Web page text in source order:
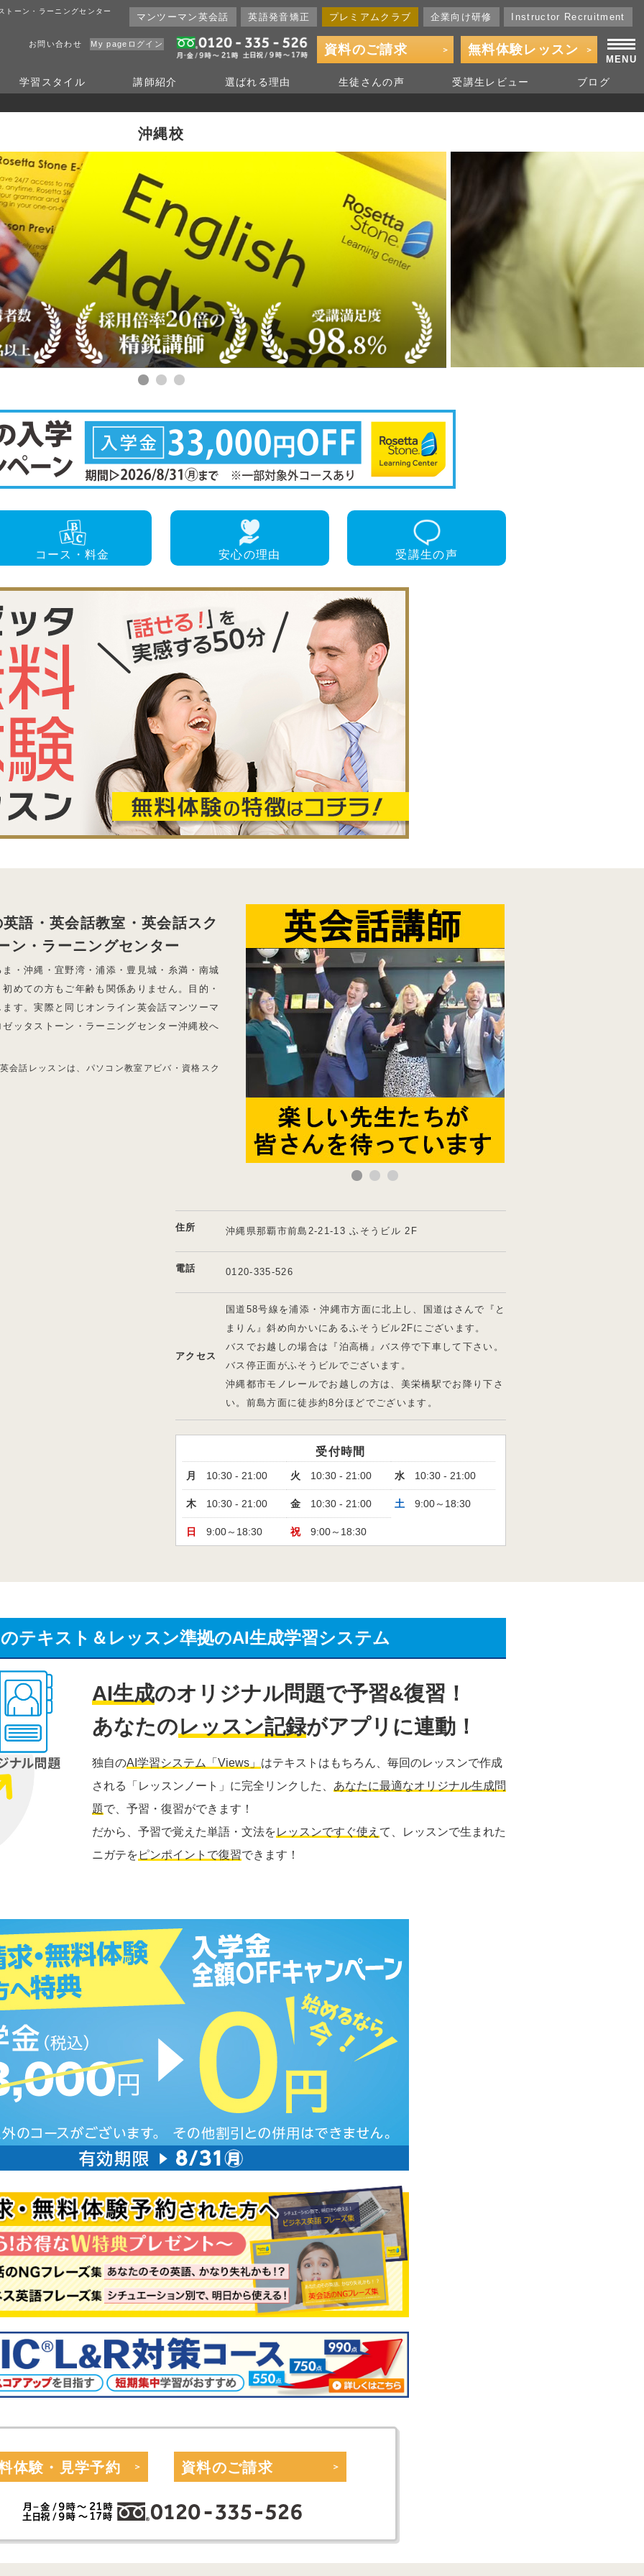
ーン・ラーニングセンター
無料体験レッスン
資料のご請求
学習 スタイル 講師紹介 選ばれる理由 生徒さんの声 受講生 レビュー ブログ
マンツーマン英会話 英語発音矯正 プレミアムクラブ 企業向け研修 Instructor Recruitment
お問い合わせ My pageログイン
MENU
沖縄校
コース・料金 安心の理由 受講生の声
語・英会話教室・英会話スク
ン・ラーニングセンター
・沖縄・宜野湾・浦添・豊見城・糸満・南城
めての方もご年齢も関係ありません。目的・
す。実際と同じオンライン英会話マンツーマ
ッタストーン・ラーニングセンター沖縄校へ
話レッスンは、パソコン教室アビバ・資格スク
住所 沖縄県那覇市前島2-21-13 ふそうビル 2F
電話 0120-335-526
アクセス
国道58号線を浦添・沖縄市方面に北上し、国道はさんで『と
まりん』斜め向かいにあるふそうビル2Fにございます。
バスでお越しの場合は『泊高橋』バス停で下車して下さい。
バス停正面がふそうビルでございます。
沖縄都市モノレールでお越しの方は、美栄橋駅でお降り下さ
い。前島方面に徒歩約8分ほどでございます。
受付時間
月 10:30 - 21:00 火 10:30 - 21:00 水 10:30 - 21:00
木 10:30 - 21:00 金 10:30 - 21:00 土 9:00～18:30
日 9:00～18:30 祝 9:00～18:30
テキスト＆レッスン準拠のAI生成学習システム
AI生成のオリジナル問題で予習&復習！
あなたのレッスン記録がアプリに連動！
独自のAI学習システム「Views」 はテキストはもちろん、毎回のレッスンで作成
される「レッスンノート」に完全リンクした、 あなたに最適なオリジナル生成問
題で、予習・復習ができます！
だから、予習で覚えた単語・文法をレッスンですぐ使え て、レッスンで生まれた
ニガテを ピンポイントで復習できます！
体験・見学予約 資料のご請求